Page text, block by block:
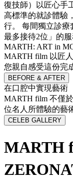
復技師）以匠心手
高標準的就診體驗
行。 每間獨立診療
最多接待2位」的
MARTH: ART in
MARTH film 以匠
您親自感受這份完
BEFORE & AFTER
在口腔中實現藝術
MARTH film 不僅
位名人所體驗的藝
CELEB GALLERY
MARTH